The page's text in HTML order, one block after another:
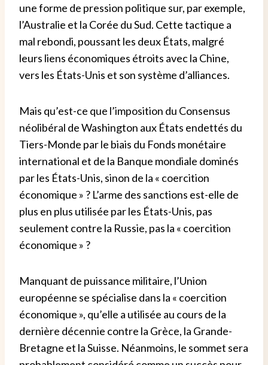
une forme de pression politique sur, par exemple,
l’Australie et la Corée du Sud. Cette tactique a
mal rebondi, poussant les deux États, malgré
leurs liens économiques étroits avec la Chine,
vers les États-Unis et son système d’alliances.
Mais qu’est-ce que l’imposition du Consensus
néolibéral de Washington aux États endettés du
Tiers-Monde par le biais du Fonds monétaire
international et de la Banque mondiale dominés
par les États-Unis, sinon de la « coercition
économique » ? L’arme des sanctions est-elle de
plus en plus utilisée par les États-Unis, pas
seulement contre la Russie, pas la « coercition
économique » ?
Manquant de puissance militaire, l’Union
européenne se spécialise dans la « coercition
économique », qu’elle a utilisée au cours de la
dernière décennie contre la Grèce, la Grande-
Bretagne et la Suisse. Néanmoins, le sommet sera